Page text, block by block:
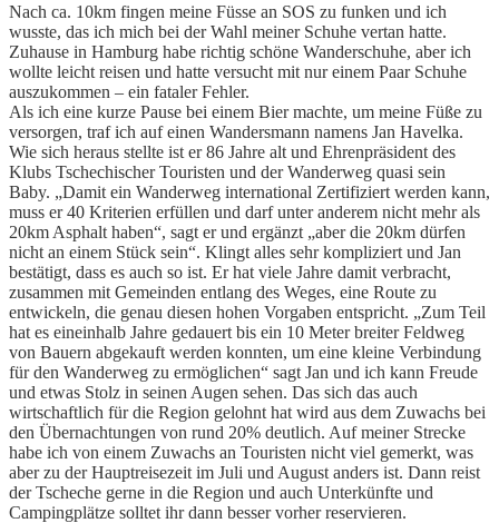
Nach ca. 10km fingen meine Füsse an SOS zu funken und ich
wusste, das ich mich bei der Wahl meiner Schuhe vertan hatte.
Zuhause in Hamburg habe richtig schöne Wanderschuhe, aber ich
wollte leicht reisen und hatte versucht mit nur einem Paar Schuhe
auszukommen – ein fataler Fehler.
Als ich eine kurze Pause bei einem Bier machte, um meine Füße zu
versorgen, traf ich auf einen Wandersmann namens Jan Havelka.
Wie sich heraus stellte ist er 86 Jahre alt und Ehrenpräsident des
Klubs Tschechischer Touristen und der Wanderweg quasi sein
Baby. „Damit ein Wanderweg international Zertifiziert werden kann,
muss er 40 Kriterien erfüllen und darf unter anderem nicht mehr als
20km Asphalt haben“, sagt er und ergänzt „aber die 20km dürfen
nicht an einem Stück sein“. Klingt alles sehr kompliziert und Jan
bestätigt, dass es auch so ist. Er hat viele Jahre damit verbracht,
zusammen mit Gemeinden entlang des Weges, eine Route zu
entwickeln, die genau diesen hohen Vorgaben entspricht. „Zum Teil
hat es eineinhalb Jahre gedauert bis ein 10 Meter breiter Feldweg
von Bauern abgekauft werden konnten, um eine kleine Verbindung
für den Wanderweg zu ermöglichen“ sagt Jan und ich kann Freude
und etwas Stolz in seinen Augen sehen. Das sich das auch
wirtschaftlich für die Region gelohnt hat wird aus dem Zuwachs bei
den Übernachtungen von rund 20% deutlich. Auf meiner Strecke
habe ich von einem Zuwachs an Touristen nicht viel gemerkt, was
aber zu der Hauptreisezeit im Juli und August anders ist. Dann reist
der Tscheche gerne in die Region und auch Unterkünfte und
Campingplätze solltet ihr dann besser vorher reservieren.